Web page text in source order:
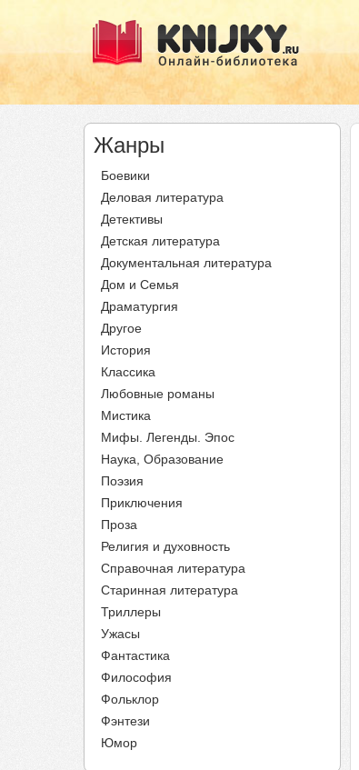
Жанры
Боевики
Деловая литература
Детективы
Детская литература
Документальная литература
Дом и Семья
Драматургия
Другое
История
Классика
Любовные романы
Мистика
Мифы. Легенды. Эпос
Наука, Образование
Поэзия
Приключения
Проза
Религия и духовность
Справочная литература
Старинная литература
Триллеры
Ужасы
Фантастика
Философия
Фольклор
Фэнтези
Юмор